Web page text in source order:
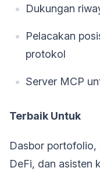
Dukungan
Pelacakan
protokol
Server MCP
Terbaik Untuk
Dasbor portofolio,
DeFi, dan asisten